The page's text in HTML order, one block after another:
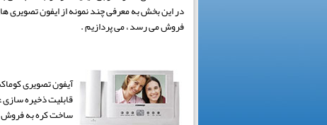
در این بخش به معرفی چند نمونه از ایفون تصویری
فروش می رسد ، می پردازیم .
قابلیت ذخیره
ساخت کره به فروش